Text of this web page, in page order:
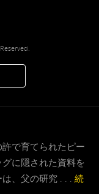
で育てられたピー
に隠された資料を
、父の研究 . . . 続